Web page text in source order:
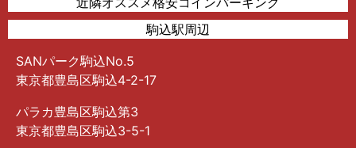
駒込駅周辺
SANパーク駒込No.5
東京都豊島区駒込4-2-17
パラカ豊島区駒込第3
東京都豊島区駒込3-5-1